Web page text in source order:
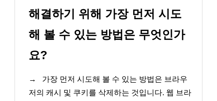
해결하기 위해 가장 먼저 시도
해 볼 수 있는 방법은 무엇인가
요?
→
가장 먼저 시도해 볼 수 있는 방법은 브라우
저의 캐시 및 쿠키를 삭제하는 것입니다. 웹 브라